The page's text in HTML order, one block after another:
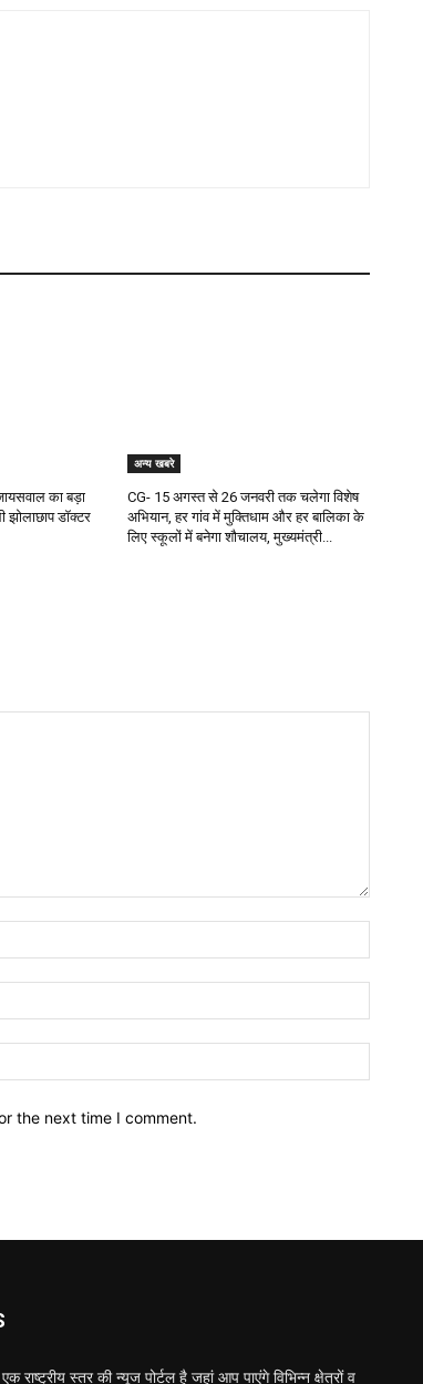
का बड़ा
झोलाछाप डॉक्टर
अन्य खबरे
CG- 15 अगस्त से 26 जनवरी तक चलेगा विशेष
अभियान, हर गांव में मुक्तिधाम और हर बालिका के
लिए स्कूलों में बनेगा शौचालय, मुख्यमंत्री...
the next time I comment.
राष्ट्रीय स्तर की न्यूज पोर्टल है जहां आप पाएंगे विभिन्न क्षेत्रों व